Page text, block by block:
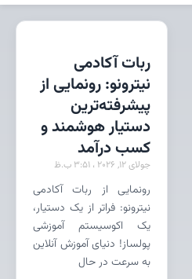
ربات آکادمی
نیترونو: رونمایی از
پیشرفته‌ترین
دستیار هوشمند و
کسب درآمد
جولای 12, 2026
رونمایی از ربات آکادمی
نیترونو: فراتر از یک دستیار،
یک اکوسیستم آموزشی
پولساز! دنیای آموزش آنلاین
به سرعت در حال